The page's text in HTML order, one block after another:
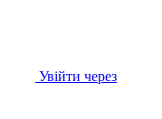
Увійти через